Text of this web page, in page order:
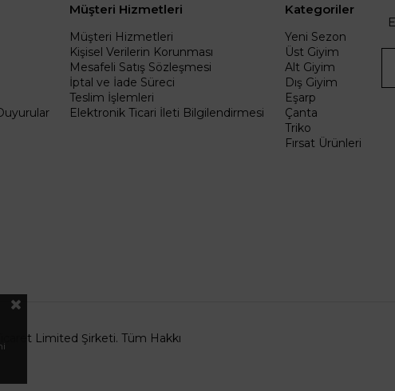
Müşteri Hizmetleri
Müşteri Hizmetleri
Kişisel Verilerin Korunması
Mesafeli Satış Sözleşmesi
İptal ve İade Süreci
Teslim İşlemleri
Elektronik Ticari İleti Bilgilendirmesi
Kategoriler
Yeni Sezon
Üst Giyim
Alt Giyim
Dış Giyim
Eşarp
Çanta
Triko
Fırsat Ürünleri
Limited Şirketi. Tüm Hakkı